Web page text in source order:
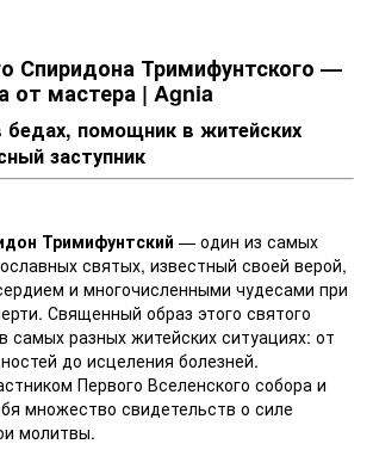
Спиридона Тримифунтского —
от мастера | Agnia
бедах, помощник в житейских
заступник
Тримифунтский — один из самых
святых, известный своей верой,
и многочисленными чудесами при
Священный образ этого святого
самых разных житейских ситуациях: от
до исцеления болезней.
Первого Вселенского собора и
множество свидетельств о силе
молитвы.